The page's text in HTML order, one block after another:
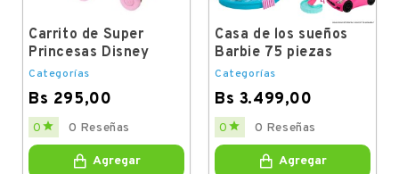
Carrito de Super
Princesas Disney
Categorías
Bs 295,00
Price
0  0 Reseñas
Agregar
Casa de los sueños
Barbie 75 piezas
Categorías
Bs 3.499,00
Price
0  0 Reseñas
Agregar